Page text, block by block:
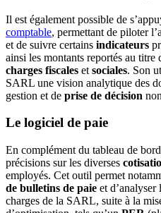
Il est également possible de
comptable, permettant de piloter
et de suivre certains indicateurs
ainsi les montants reportés au titre
charges fiscales et sociales. Son
SARL une vision analytique des
gestion et de prise de décision
Le logiciel de paie
En complément du tableau de
précisions sur les diverses
employés. Cet outil permet
de bulletins de paie et
charges de la SARL, suite à la